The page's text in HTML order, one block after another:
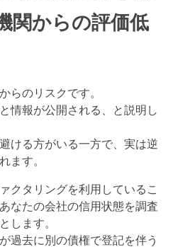
関からの評価低
らのリスクです。
情報が公開される、と説明し
ける方がいる一方で、実は逆
ます。
クタリングを利用しているこ
なたの会社の信用状態を調査
します。
過去に別の債権で登記を伴う